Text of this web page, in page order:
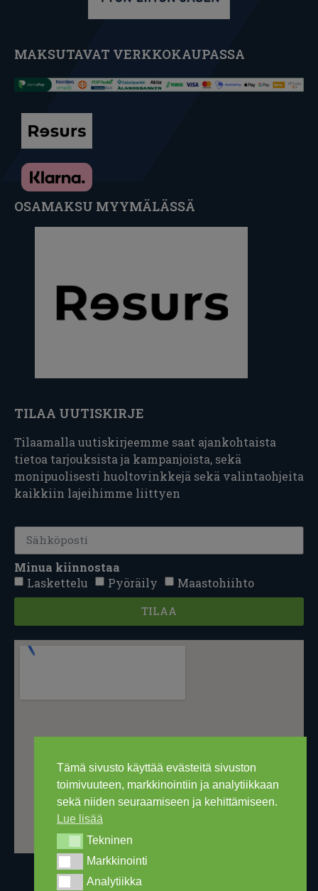
Tämä sivusto käyttää evästeitä sivuston
toimivuuteen, markkinointiin ja analytiikkaan
sekä niiden seuraamiseen ja kehittämiseen.
Lue lisää
TekninenTekninen
MarkkinointiMarkkinointi
AnalytiikkaAnalytiikka
MAKSUTAVAT VERKKOKAUPASSA
OSAMAKSU MYYMÄLÄSSÄ
TILAA UUTISKIRJE
Tilaamalla uutiskirjeemme saat ajankohtaista
tietoa tarjouksista ja kampanjoista, sekä
monipuolisesti huoltovinkkejä sekä valintaohjeita
kaikkiin lajeihimme liittyen
Minua kiinnostaa
Laskettelu
Pyöräily Maastohiihto
TILAA